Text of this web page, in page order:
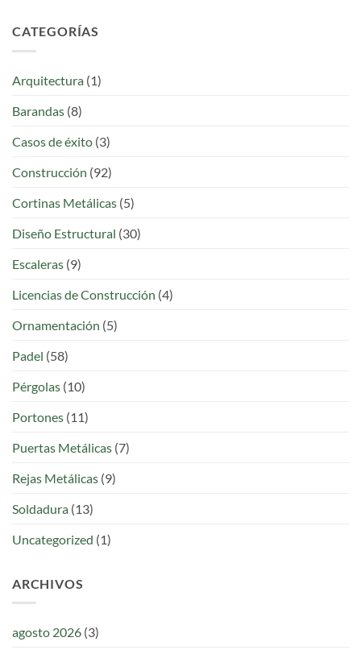
CATEGORÍAS
Arquitectura (1)
Barandas (8)
Casos de éxito (3)
Construcción (92)
Cortinas Metálicas (5)
Diseño Estructural (30)
Escaleras (9)
Licencias de Construcción (4)
Ornamentación (5)
Padel (58)
Pérgolas (10)
Portones (11)
Puertas Metálicas (7)
Rejas Metálicas (9)
Soldadura (13)
Uncategorized (1)
ARCHIVOS
agosto 2026 (3)